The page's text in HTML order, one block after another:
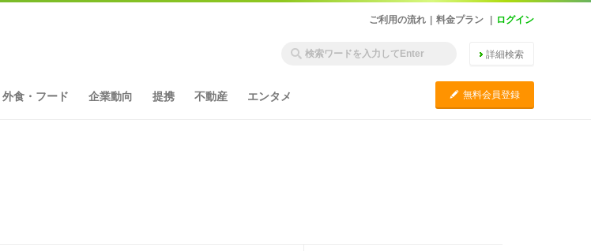
ご利用の流れ 料金プラン ログイン
詳細検索
外食・フード 企業動向 提携 不動産 エンタメ C 無料会員登録